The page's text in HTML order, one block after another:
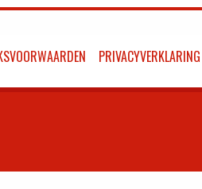
PRIVACYVERKLARING